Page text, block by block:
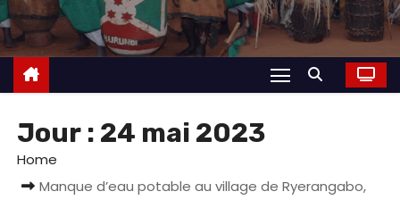
Jour : 24 mai 2023
Home
Manque d’eau potable au village de Ryerangabo,